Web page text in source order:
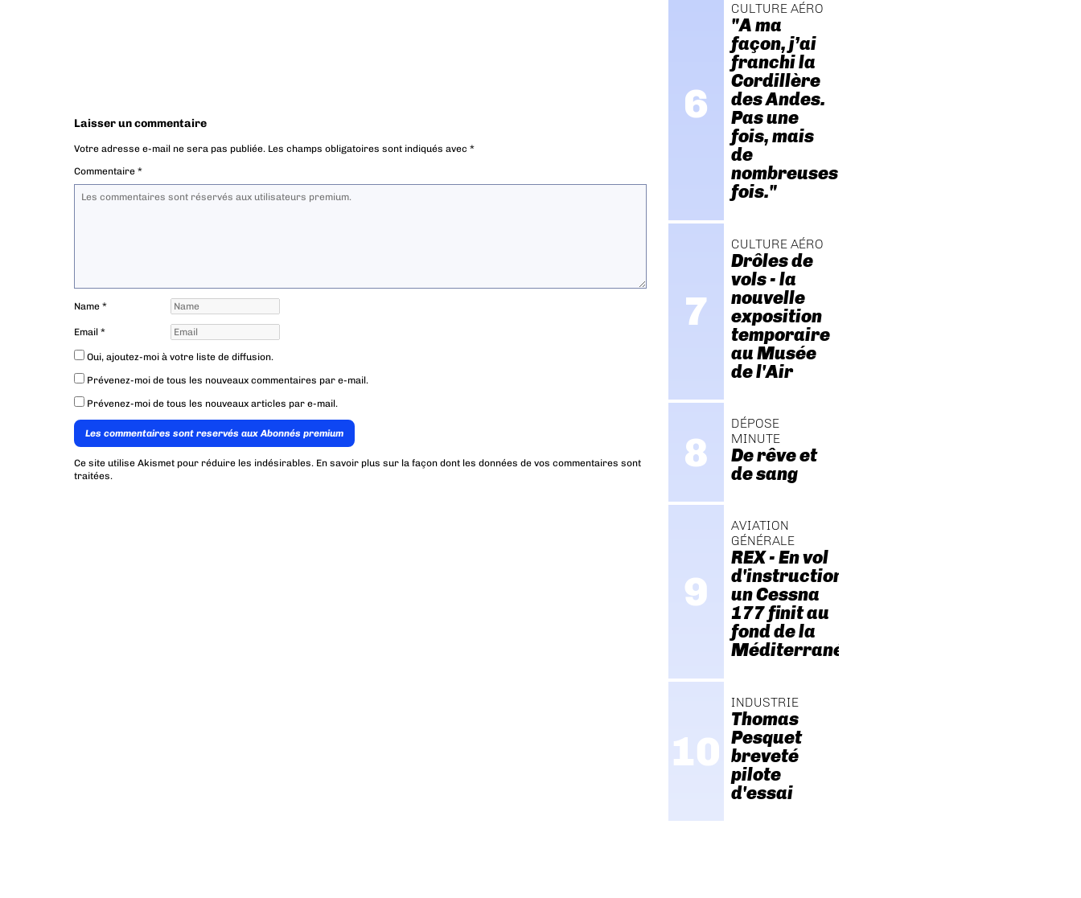
Laisser un commentaire
Votre adresse e-mail ne sera pas publiée. Les champs obligatoires sont indiqués avec *
Commentaire *
Name *
Email *
Oui, ajoutez-moi à votre liste de diffusion.
Prévenez-moi de tous les nouveaux commentaires par e-mail.
Prévenez-moi de tous les nouveaux articles par e-mail.
Les commentaires sont reservés aux Abonnés premium
Ce site utilise Akismet pour réduire les indésirables. En savoir plus sur la façon dont les données de vos commentaires sont
traitées.
CULTURE AÉRO
"A ma
façon, j’ai
franchi la
Cordillère
des Andes.
Pas une
fois, mais
de
nombreuses
fois."
CULTURE AÉRO
Drôles de
vols - la
nouvelle
exposition
temporaire
au Musée
de l'Air
DÉPOSE
MINUTE
De rêve et
de sang
AVIATION
GÉNÉRALE
REX - En vol
d'instruction,
un Cessna
177 finit au
fond de la
Méditerranée
INDUSTRIE
Thomas
Pesquet
breveté
pilote
d'essai